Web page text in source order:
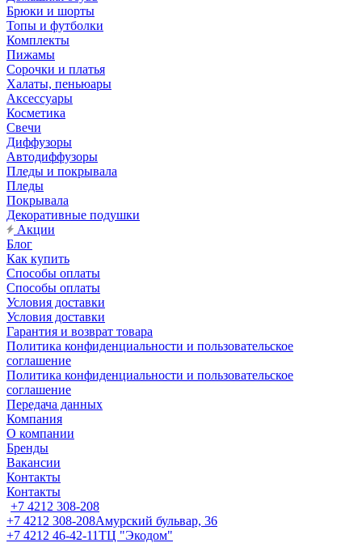
Брюки и шорты
Топы и футболки
Комплекты
Пижамы
Сорочки и платья
Халаты, пеньюары
Аксессуары
Косметика
Свечи
Диффузоры
Автодиффузоры
Пледы и покрывала
Пледы
Покрывала
Декоративные подушки
Акции
Блог
Как купить
Способы оплаты
Способы оплаты
Условия доставки
Условия доставки
Гарантия и возврат товара
Политика конфиденциальности и пользовательское
соглашение
Политика конфиденциальности и пользовательское
соглашение
Передача данных
Компания
О компании
Бренды
Вакансии
Контакты
Контакты
+7 4212 308-208
+7 4212 308-208Амурский бульвар, 36
+7 4212 46-42-11ТЦ "Экодом"